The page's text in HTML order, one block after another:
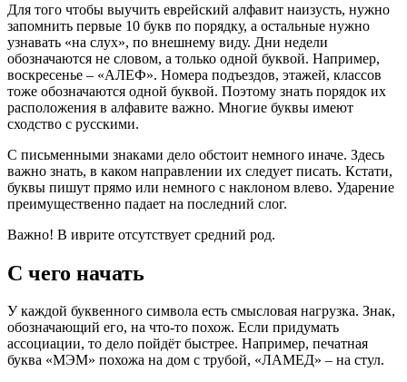
Для того чтобы выучить еврейский алфавит наизусть, нужно
запомнить первые 10 букв по порядку, а остальные нужно
узнавать «на слух», по внешнему виду. Дни недели
обозначаются не словом, а только одной буквой. Например,
воскресенье – «АЛЕФ». Номера подъездов, этажей, классов
тоже обозначаются одной буквой. Поэтому знать порядок их
расположения в алфавите важно. Многие буквы имеют
сходство с русскими.
С письменными знаками дело обстоит немного иначе. Здесь
важно знать, в каком направлении их следует писать. Кстати,
буквы пишут прямо или немного с наклоном влево. Ударение
преимущественно падает на последний слог.
Важно! В иврите отсутствует средний род.
С чего начать
У каждой буквенного символа есть смысловая нагрузка. Знак,
обозначающий его, на что-то похож. Если придумать
ассоциации, то дело пойдёт быстрее. Например, печатная
буква «МЭМ» похожа на дом с трубой, «ЛАМЕД» – на стул.